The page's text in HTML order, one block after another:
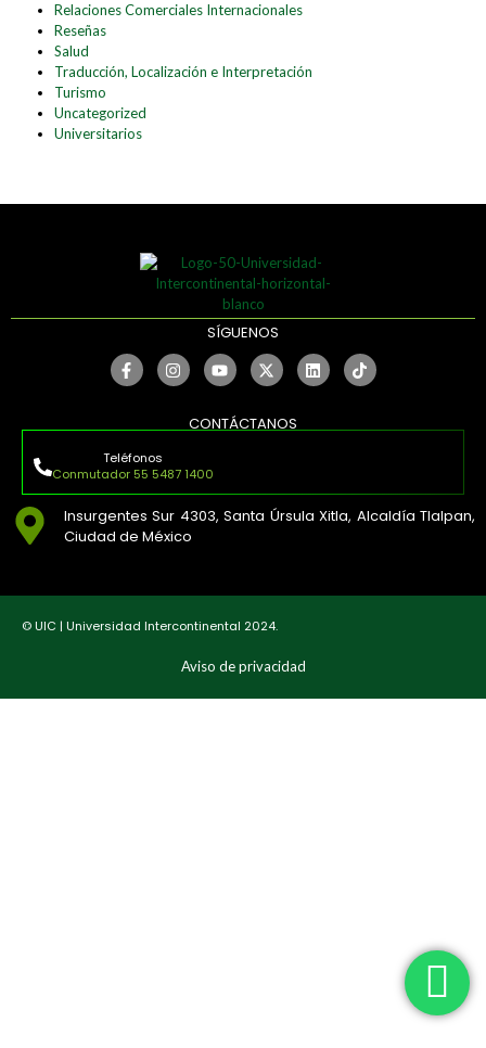
Relaciones Comerciales Internacionales
Reseñas
Salud
Traducción, Localización e Interpretación
Turismo
Uncategorized
Universitarios
SÍGUENOS
CONTÁCTANOS
Teléfonos
Conmutador 55 5487 1400
Insurgentes Sur 4303, Santa Úrsula Xitla, Alcaldía Tlalpan,
Ciudad de México
© UIC | Universidad Intercontinental 2024.
Aviso de privacidad